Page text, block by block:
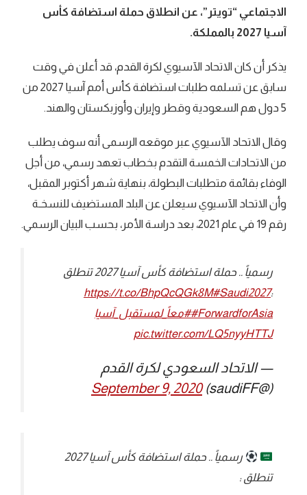
الاجتماعي “تويتر”، عن انطلاق حملة استضافة كأس
آسيا 2027 بالمملكة.
يذكر أن كان الاتحاد الآسيوي لكرة القدم، قد أعلن في وقت
سابق عن تسلمه طلبات استضافة كأس أمم آسيا 2027 من
5 دول هم السعودية وقطر وإيران وأوزبكستان والهند.
وقال الاتحاد الآسيوي عبر موقعه الرسمى أنه سوف يطلب
من الاتحادات الخمسة التقدم بخطاب تعهد رسمي، من أجل
الوفاء بقائمة متطلبات البطولة، بنهاية شهر أكتوبر المقبل،
وأن الاتحاد الآسيوي سيعلن عن البلد المستضيف للنسخـة
رقم 19 في عام 2021، بعد دراسة الأمر، بحسب البيان الرسمي.
رسمياً .. حملة استضافة كأس آسيا 2027 تنطلق
:
https://t.co/BhpQcQGk8M#Saudi2027
#ForwardforAsia#معاً_لمستقبل_آسيا
pic.twitter.com/LQ5nyyHTTJ
— الاتحاد السعودي لكرة القدم
(@saudiFF)
September 9, 2020
رسمياً .. حملة استضافة كأس آسيا 2027
تنطلق :